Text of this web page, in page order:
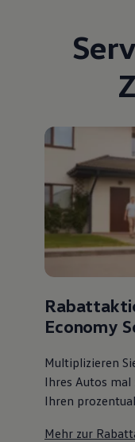
Economy
Multiplizieren
Ihres Autos mal
Ihren
Mehr zur